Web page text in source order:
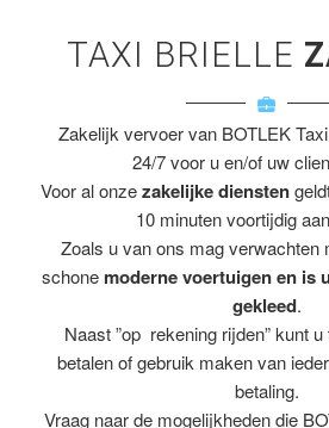
TAXI BRIELLE
Zakelijk vervoer van BOTLEK
24/7 voor u en/of uw
Voor al onzezakelijke diensten
10 minuten voortijdig
Zoals u van ons mag verwachten
schone moderne voertuigen en is
gekleed.
Naast ”op rekening rijden” kunt
betalen of gebruik maken van
betaling.
Vraag naar de mogelijkheden die